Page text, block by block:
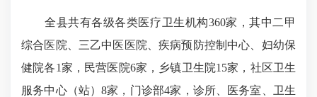
全县共有各级各类医疗卫生机构360家，其中二甲
综合医院、三乙中医医院、疾病预防控制中心、妇幼保
健院各1家，民营医院6家，乡镇卫生院15家，社区卫生
服务中心（站）8家，门诊部4家，诊所、医务室、卫生